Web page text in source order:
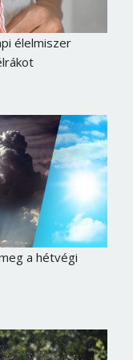
élelmiszer
a hétvégi